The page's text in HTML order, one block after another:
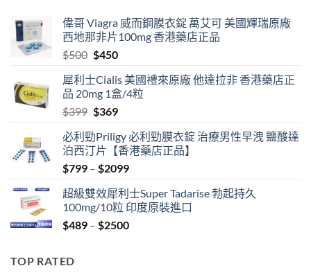
偉哥 Viagra 威而鋼膜衣錠 萬艾可 美國輝瑞原廠
西地那非片100mg 香港藥店正品
$500 Original
was:
$500.
$450Current
is:
$450.
犀利士Cialis 美國禮來原廠 他達拉非 香港藥店正
品 20mg 1盒/4粒
$399 Original
was:
$399.
$369Current
is:
$369.
必利勁Priligy 必利勁膜衣錠 治療男性早洩 鹽酸達
泊西汀片【香港藥店正品】
$799 – $2099Price
$799
through
$2099
超級雙效犀利士Super Tadarise 勃起持久
100mg/10粒 印度原裝進口
$489 – $2500Price
TOP RATED